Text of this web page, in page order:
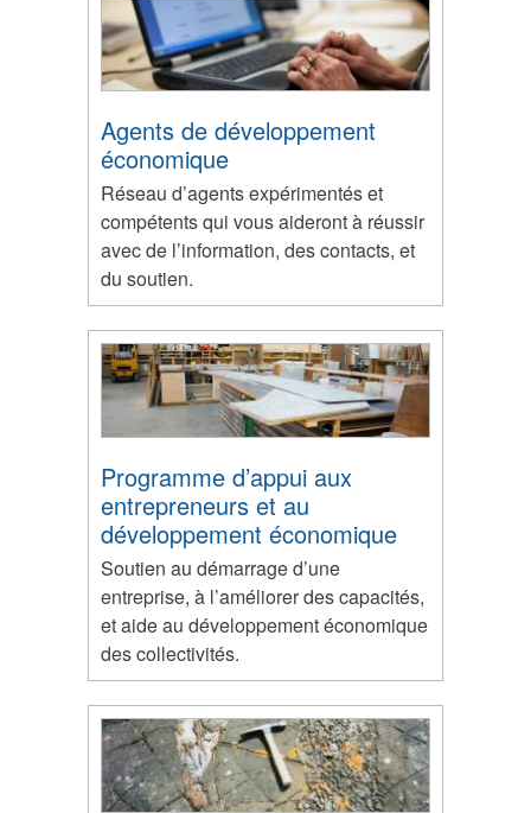
Agents de développement
économique
Réseau d’agents expérimentés et
compétents qui vous aideront à réussir
avec de l’information, des contacts, et
du soutien.
Programme d’appui aux
entrepreneurs et au
développement économique
Soutien au démarrage d’une
entreprise, à l’améliorer des capacités,
et aide au développement économique
des collectivités.